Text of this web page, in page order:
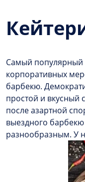
Самый популярный
корпоративных
барбекю.
простой и вкусный
после азартной
выездного
разнообразным. У